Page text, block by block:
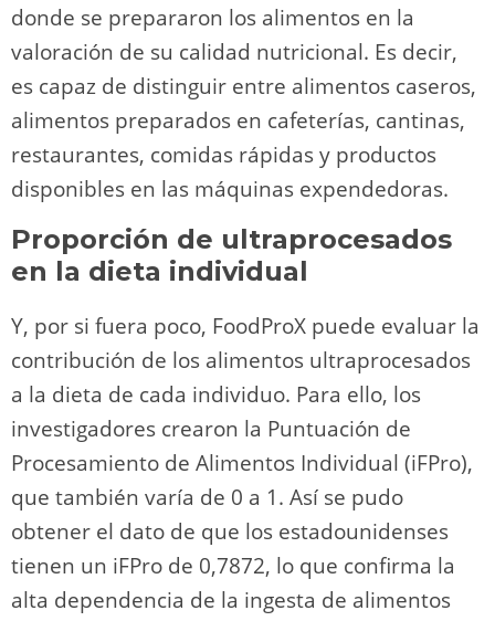
donde se prepararon los alimentos en la
valoración de su calidad nutricional. Es decir,
es capaz de distinguir entre alimentos caseros,
alimentos preparados en cafeterías, cantinas,
restaurantes, comidas rápidas y productos
disponibles en las máquinas expendedoras.
Proporción de ultraprocesados
en la dieta individual
Y, por si fuera poco, FoodProX puede evaluar la
contribución de los alimentos ultraprocesados
a la dieta de cada individuo. Para ello, los
investigadores crearon la Puntuación de
Procesamiento de Alimentos Individual (iFPro),
que también varía de 0 a 1. Así se pudo
obtener el dato de que los estadounidenses
tienen un iFPro de 0,7872, lo que confirma la
alta dependencia de la ingesta de alimentos